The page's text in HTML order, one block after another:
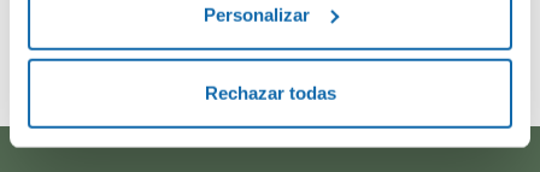
Personalizar
Rechazar todas